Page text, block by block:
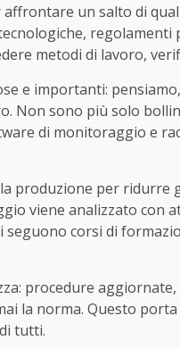
un salto di
metodi di lavoro,
e importanti:
Non sono più solo
di monitoraggio e
produzione per ridurre
viene analizzato con
corsi di
procedure
la norma. Questo
tutti.